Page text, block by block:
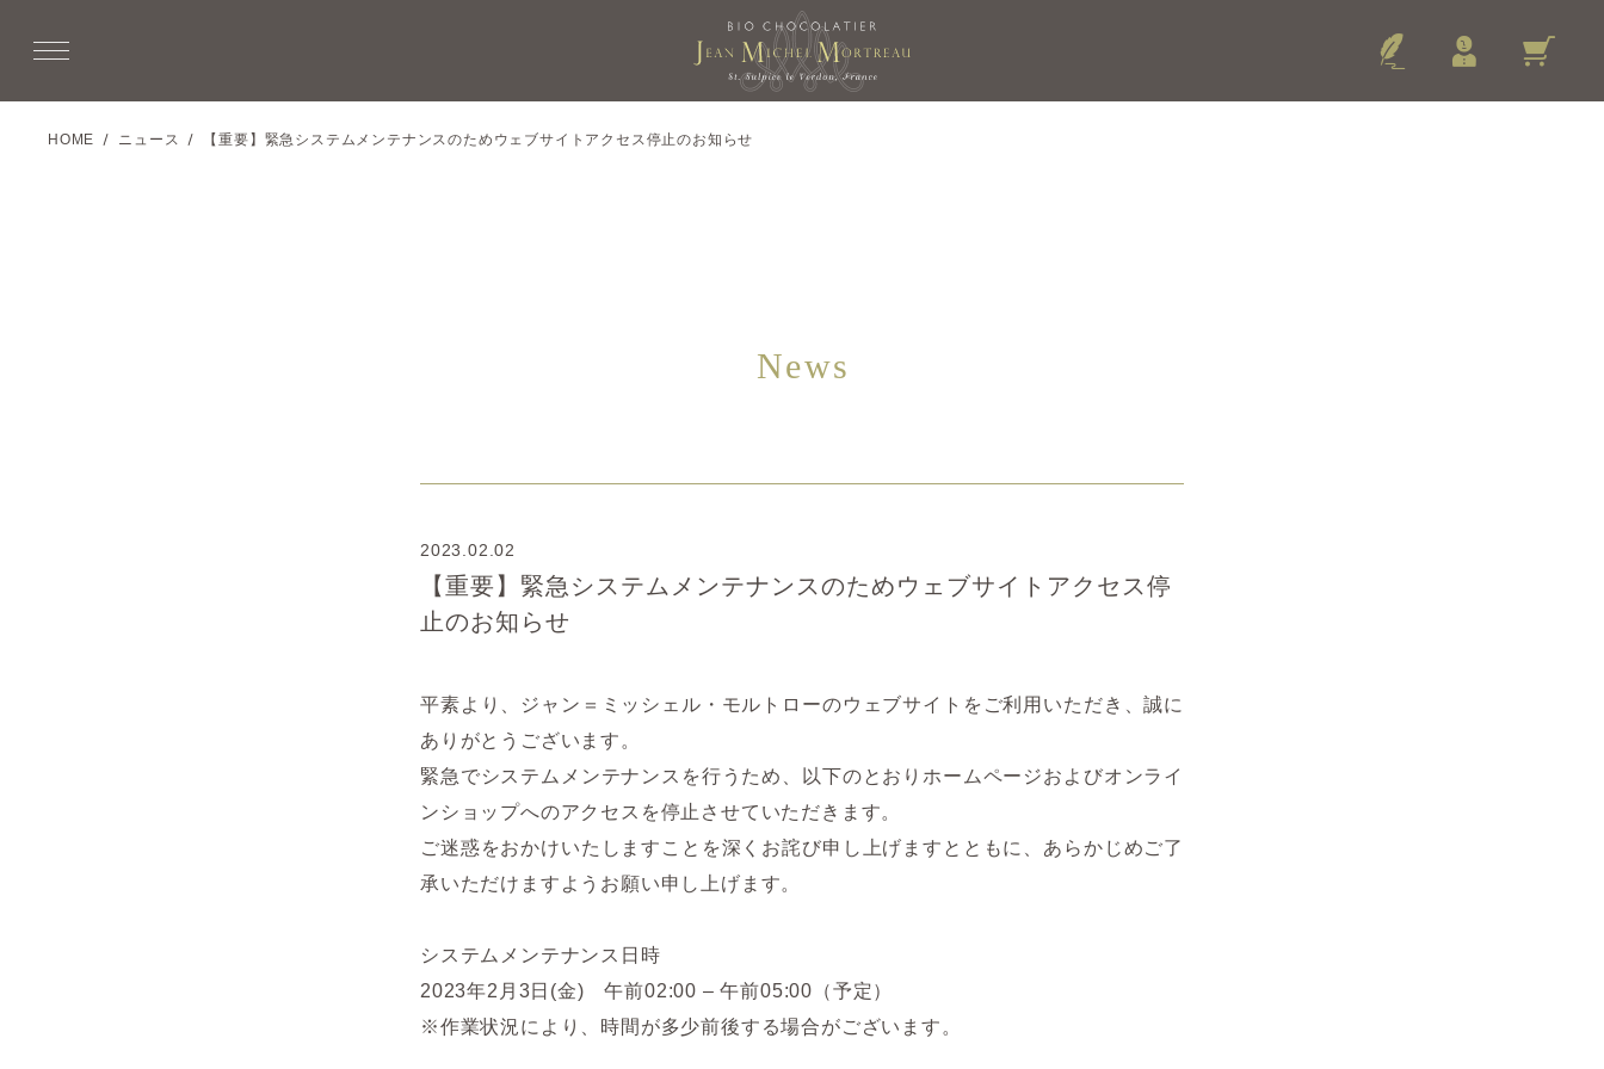
HOME ニュース 【重要】緊急システムメンテナンスのためウェブサイトアクセス停止のお知らせ
News
2023.02.02
【重要】緊急システムメンテナンスのためウェブサイトアクセス停
止のお知らせ
平素より、ジャン＝ミッシェル・モルトローのウェブサイトをご利用いただき、誠に
ありがとうございます。
緊急でシステムメンテナンスを行うため、以下のとおりホームページおよびオンライ
ンショップへのアクセスを停止させていただきます。
ご迷惑をおかけいたしますことを深くお詫び申し上げますとともに、あらかじめご了
承いただけますようお願い申し上げます。
システムメンテナンス日時
2023年2月3日(金) 午前02:00 – 午前05:00（予定）
※作業状況により、時間が多少前後する場合がございます。